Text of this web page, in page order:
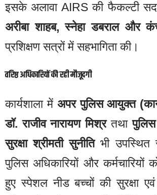
इसके अलावा AIRS की फैकल्टी
अरीबा शाहब, स्नेहा डबराल और
प्रशिक्षण सत्रों में सहभागिता की।
वरिष्ठ अधिकारियों की रही मौजूदगी
कार्यशाला में अपर पुलिस आयुक्त
डॉ. राजीव नारायण मिश्रतथा
सुरक्षा श्रीमती सुनीतिभी उपस्थित
पुलिस अधिकारियों और कर्मचारियों
हुए स्पेशल नीड बच्चों की सुरक्षा